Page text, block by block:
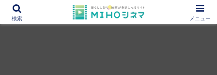
12000作品を紹介！あなたの映画図書館『MIHOシネマ』
検索 メニュー